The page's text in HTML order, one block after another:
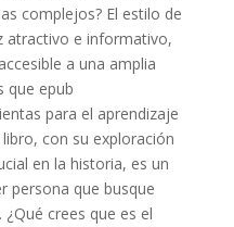
complejos? El estilo de
atractivo e informativo,
a una amplia
que epub
para el aprendizaje
con su exploración
en la historia, es un
persona que busque
crees que es el